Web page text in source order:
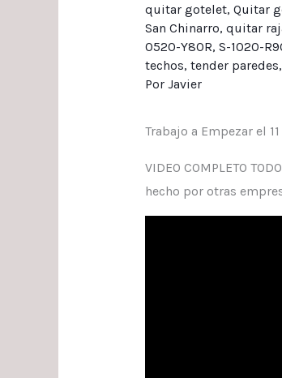
quitar gotelet, Quitar
San Chinarro, quitar
0520-Y80R, S-1020-
techos, tender paredes,
Por Javier
Trabajo a Empezar el
VIDEO COMPLETO
hecho por otras